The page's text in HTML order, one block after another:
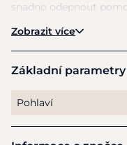
snadno odepnout
Vlastnosti:
300 g výplň pro
Vodoodpudivá
2 kapsy na zip
Odepínací rukávy
Zobrazit více
Základní parametry
Pohlaví